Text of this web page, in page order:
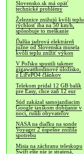
Slovensko.sk má opäť
technické problémy
Železnice znižujú kvôli teplu
rýchlosť iba na 50 km/h,
spôsobuje to meškanie
Ďalšia jadrová elektráreň
južne od Slovenska musela
kvôli teplu znížiť výkon
V Poľsku spustili takmer
gigawatthodinové úložisko,
z LiFePO4 článkov
Telekom pridal 12 GB balík
pre Easy, chce zaň 12 eur
Súd zakázal samojazdiacim
Google taxíkom dobíjanie v
noci, rušili obyvateľov
NASA na diaľku na sonde
Voyager 2 úspešne znížila
spotrebu
Misia na záchranu teleskopu
Swift ešte nie je stratená,